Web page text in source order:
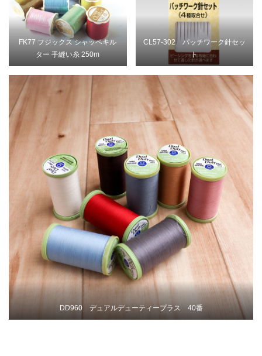
FK77 フジックス シャッペキル
ター 手縫い糸 250m
CL57-302 パッチワーク針セッ
ト
DD960 デュアルデューティープラス 40番